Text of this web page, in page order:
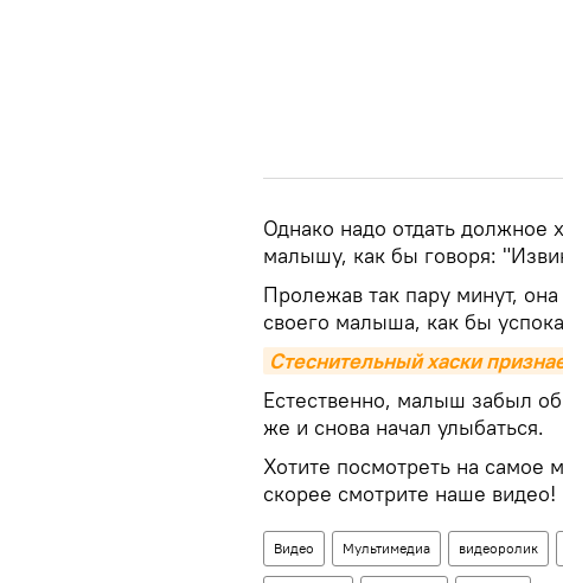
Однако надо отдать должное
малышу, как бы говоря:
Пролежав так пару минут,
своего малыша, как бы
Стеснительный хаски
Естественно, малыш забыл
же и снова начал улыбаться.
Хотите посмотреть на самое
скорее смотрите наше видео!
Видео Мультимедиа видеоролик